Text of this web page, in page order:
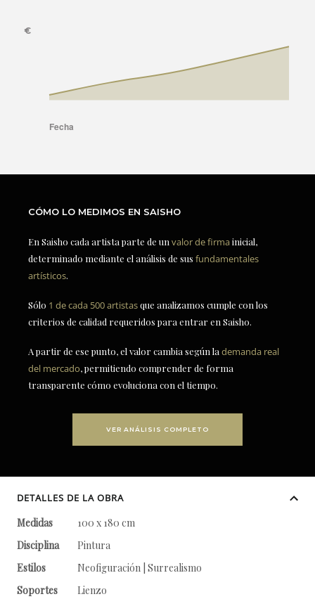
CÓMO LO MEDIMOS EN SAISHO
En Saisho cada artista parte de un valor de firmainicial,
determinado mediante el análisis de sus fundamentales
artísticos.
Sólo 1 de cada 500 artistasque analizamos cumple con los
criterios de calidad requeridos para entrar en Saisho.
A partir de ese punto, el valor cambia según la demanda real
del mercado, permitiendo comprender de forma
transparente cómo evoluciona con el tiempo.
VER ANÁLISIS COMPLETO
DETALLES DE LA OBRA
Medidas
100 x 180 cm
Disciplina
Pintura
Estilos
Neofiguración | Surrealismo
Soportes
Lienzo